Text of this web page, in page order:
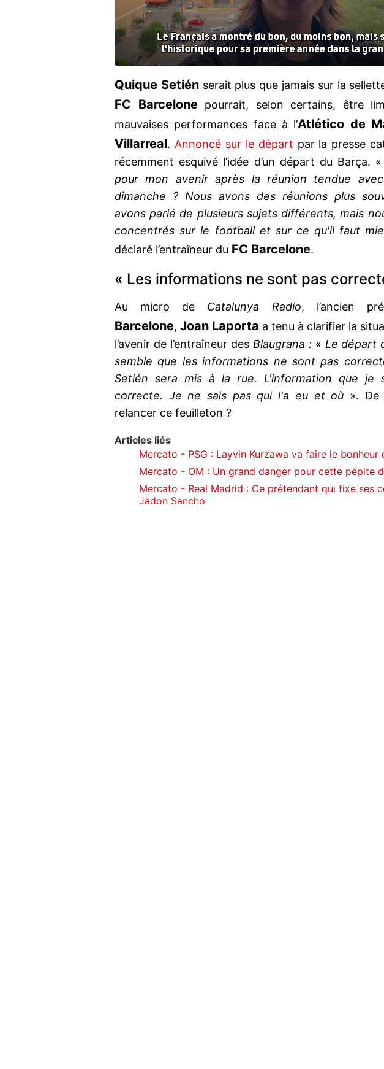
Quique Setiénserait plus que jamais sur la
FC Barcelonepourrait, selon certains, être
mauvaises performances face à l’Atlético de
Villarreal. Annoncé sur le départ par la presse
récemment esquivé l’idée d’un départ du Barça. «
pour mon avenir après la réunion tendue
dimanche ? Nous avons des réunions plus
avons parlé de plusieurs sujets différents, mais
concentrés sur le football et sur ce qu'il faut
déclaré l’entraîneur du FC Barcelone.
« Les informations ne sont pas
Au micro de Catalunya Radio, l’ancien
Barcelone, Joan Laporta a tenu à clarifier la
l’avenir de l’entraîneur des Blaugrana : « Le départ
semble que les informations ne sont pas
Setién sera mis à la rue. L'information que je
correcte. Je ne sais pas qui l'a eu et où ». De
relancer ce feuilleton ?
Articles liés
Mercato - PSG : Layvin Kurzawa va faire le bonheur
Mercato - OM : Un grand danger pour cette pépite
Mercato - Real Madrid : Ce prétendant qui fixe ses
Jadon Sancho